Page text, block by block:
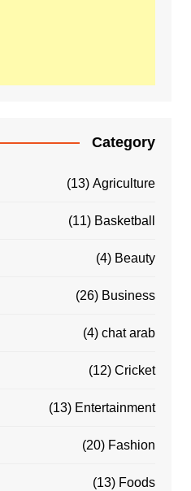
Category
Agriculture
(13)
Basketball
(11)
Beauty
(4)
Business
(26)
chat arab
(4)
Cricket
(12)
Entertainment
(13)
Fashion
(20)
Foods
(13)